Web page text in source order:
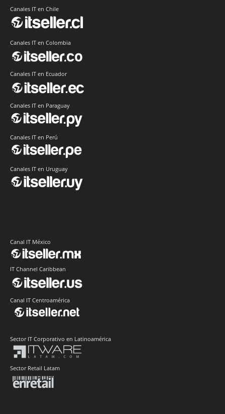
Canales IT en Chile
Canales IT en Colombia
Canales IT en Ecuador
Canales IT en Paraguay
Canales IT en Perú
Canales IT en Uruguay
Canal IT México
IT Channel Caribbean
Canal IT Centroamérica
Sector IT Corporativo en Latinoamérica
Sector Retail Latam